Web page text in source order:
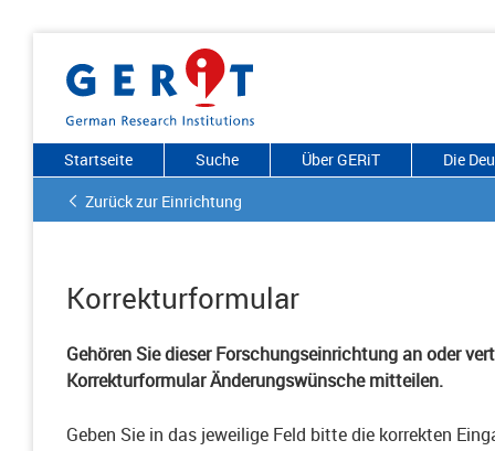
Startseite Suche Über GERiT
Die
Zurück zur Einrichtung
Korrekturformular
Gehören Sie dieser Forschungseinrichtung an oder
Korrekturformular Änderungswünsche mitteilen.
Geben Sie in das jeweilige Feld bitte die korrekten